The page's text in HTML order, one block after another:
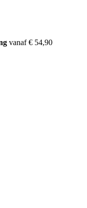
vanaf € 54,90